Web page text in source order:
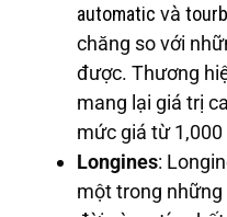
automatic và
chăng so với
được. Thương
mang lại giá trị
mức giá từ 1,000
Longines:
một trong